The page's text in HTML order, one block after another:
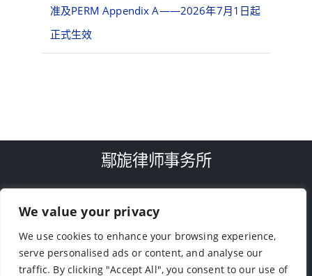
We value your privacy
We use cookies to enhance your browsing experience,
serve personalised ads or content, and analyse our
traffic. By clicking "Accept All", you consent to our use of
准及PERM Appendix A——2026年7月1日起
正式生效
鄢旎律师事务所
TEL: (713)-779-4416
9188 Bellaire Blvd, Houston, TX 77036